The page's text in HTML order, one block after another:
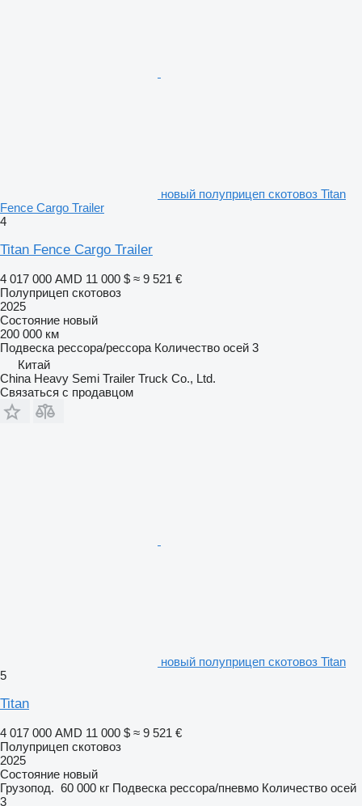
новый полуприцеп скотовоз Titan
Fence Cargo Trailer
4
Titan Fence Cargo Trailer
4 017 000 AMD 11 000 $ ≈ 9 521 €
Полуприцеп скотовоз
2025
Состояние новый
200 000 км
Подвеска рессора/рессора Количество осей 3
Китай
China Heavy Semi Trailer Truck Co., Ltd.
Связаться с продавцом
новый полуприцеп скотовоз Titan
5
Titan
4 017 000 AMD 11 000 $ ≈ 9 521 €
Полуприцеп скотовоз
2025
Состояние новый
Грузопод. 60 000 кг Подвеска рессора/пневмо Количество осей
3